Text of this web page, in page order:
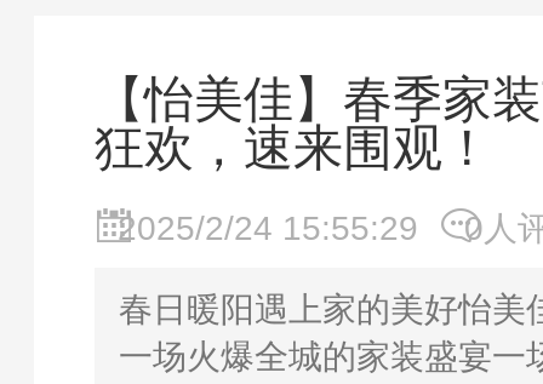
【怡美佳】春季家
狂欢，速来围观！
2025/2/24 15:55:29 0人
春日暖阳遇上家的美好怡美
一场火爆全城的家装盛宴一